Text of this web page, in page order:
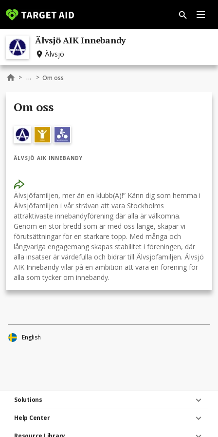
Älvsjö AIK Innebandy
Älvsjö
> ... > Om oss
Om oss
ÄLVSJÖ AIK INNEBANDY
Älvsjöfamiljen, mer än en klubb(A)!” Känn dig som hemma i
Älvsjöfamiljen i vår strävan att vara Stockholms
attraktivaste innebandyförening där alla är välkomna.
Genom en stor bredd som är med oss länge, skapar vi
förutsättningar för en starkare topp. Med många och
långvariga engagemang skapas stabilitet i föreningen, där
alla insatser är värdefulla och bidrar till Älvsjöfamiljen. Älvsjö
AIK Innebandy vilar på en ambition att vara en förening för
alla som tycker om innebandy.
Solutions
Help Center
English